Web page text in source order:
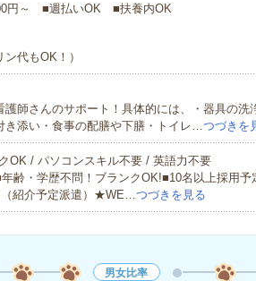
円～ ■週払いOK ■扶養内OK
代もOK！）
師さんのサポート！具体的には、・器具の洗
き添い・食事の配膳や下膳・トイレ…つづきを
OK / パソコンスキル不要 / 英語力不要
齢・学歴不問！ブランクOK!■10名以上採用
（紹介予定派遣）★WE…つづきを見る
男女比率